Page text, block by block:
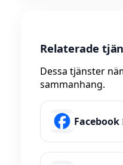
Relaterade
Dessa tjänster
sammanhang.
Facebook